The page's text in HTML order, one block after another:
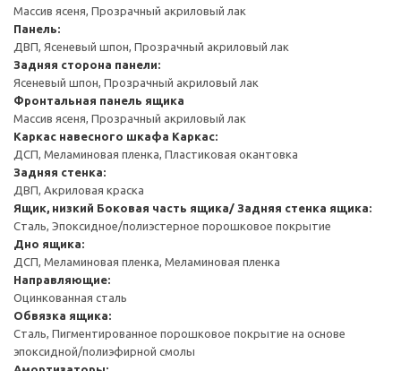
Массив ясеня, Прозрачный акриловый лак
Панель:
ДВП, Ясеневый шпон, Прозрачный акриловый лак
Задняя сторона панели:
Ясеневый шпон, Прозрачный акриловый лак
Фронтальная панель ящика
Массив ясеня, Прозрачный акриловый лак
Каркас навесного шкафа Каркас:
ДСП, Меламиновая пленка, Пластиковая окантовка
Задняя стенка:
ДВП, Акриловая краска
Ящик, низкий Боковая часть ящика/ Задняя стенка ящика:
Сталь, Эпоксидное/полиэстерное порошковое покрытие
Дно ящика:
ДСП, Меламиновая пленка, Меламиновая пленка
Направляющие:
Оцинкованная сталь
Обвязка ящика:
Сталь, Пигментированное порошковое покрытие на основе
эпоксидной/полиэфирной смолы